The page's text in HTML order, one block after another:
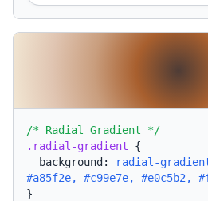
/* Radial Gradient */
.radial-gradient {
background:
radial-
#a85f2e, #c99e7e, #e0c5b2,
}